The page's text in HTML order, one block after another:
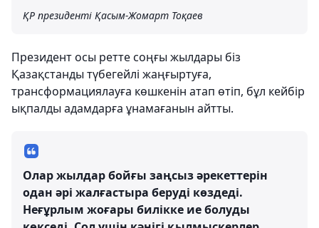
ҚР президенті Қасым-Жомарт Тоқаев
Президент осы ретте соңғы жылдары біз
Қазақстанды түбегейлі жаңғыртуға,
трансформациялауға көшкенін атап өтіп, бұл кейбір
ықпалды адамдарға ұнамағанын айтты.
Олар жылдар бойғы заңсыз әрекеттерін
одан әрі жалғастыра беруді көздеді.
Неғұрлым жоғары билікке ие болуды